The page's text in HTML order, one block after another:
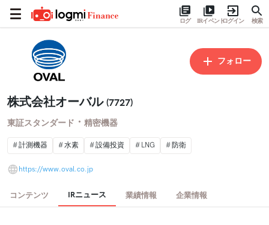
ログ IRイベントログイン 検索
フォロー
株式会社オーバル (7727)
東証スタンダード ・ 精密機器
計測機器 水素 設備投資 LNG 防衛
https://www.oval.co.jp
コンテンツ IRニュース 業績情報 企業情報